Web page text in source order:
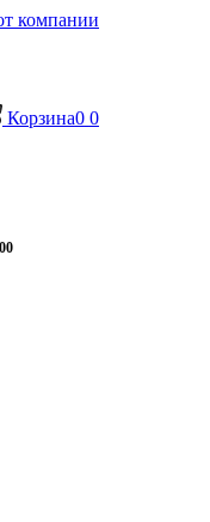
Корзина0 0